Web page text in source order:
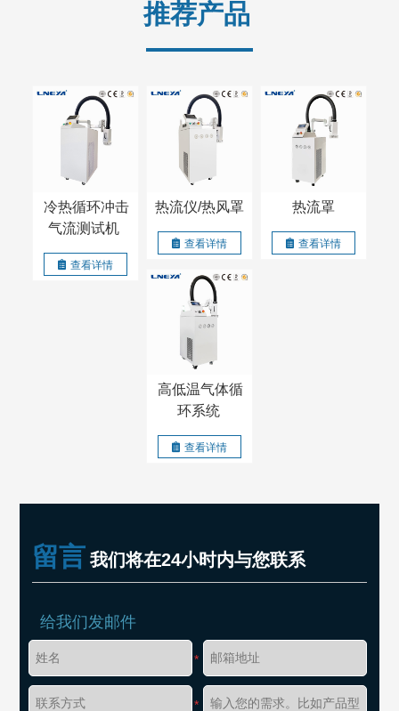
推荐产品
冷热循环冲击
气流测试机
查看详情
热流仪/热风罩
查看详情
热流罩
查看详情
高低温气体循
环系统
查看详情
留言 我们将在24小时内与您联系
给我们发邮件
*
*